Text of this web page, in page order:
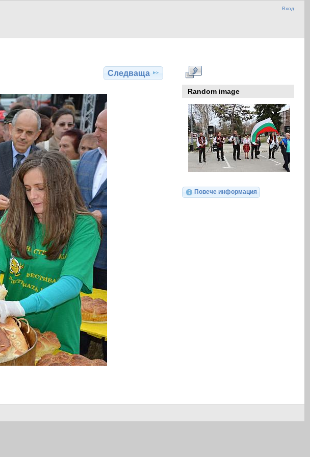
Вход
Следваща
Random image
Повече информация